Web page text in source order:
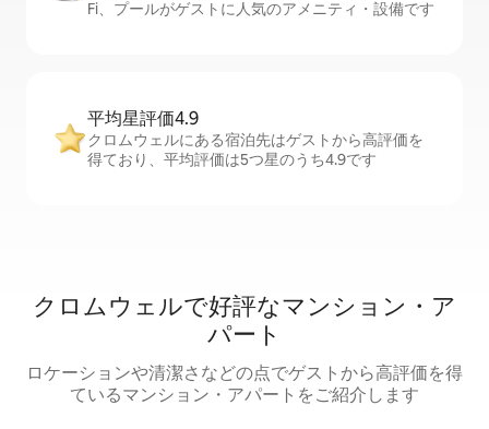
Fi、プールがゲストに人気のアメニティ・設備です
平均星評価4.9
クロムウェルにある宿泊先はゲストから高評価を
得ており、平均評価は5つ星のうち4.9です
クロムウェルで好評なマンション・ア
パート
ロケーションや清潔さなどの点でゲストから高評価を得
ているマンション・アパートをご紹介します